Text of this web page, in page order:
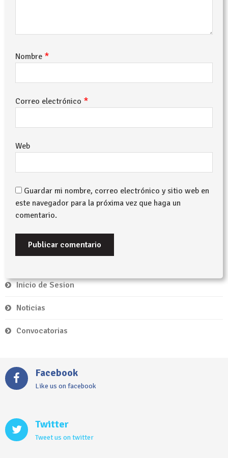
Nombre *
Correo electrónico *
Web
Guardar mi nombre, correo electrónico y sitio web en
este navegador para la próxima vez que haga un
comentario.
Inicio de Sesion
Noticias
Convocatorias
Facebook
Like us on facebook
Twitter
Tweet us on twitter